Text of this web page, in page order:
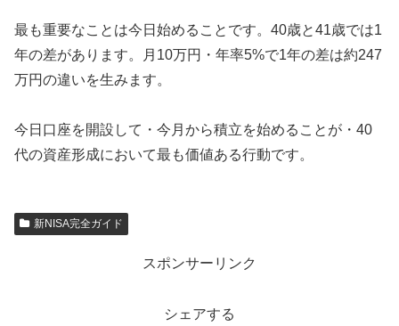
最も重要なことは今日始めることです。40歳と41歳では1
年の差があります。月10万円・年率5%で1年の差は約247
万円の違いを生みます。
今日口座を開設して・今月から積立を始めることが・40
代の資産形成において最も価値ある行動です。
新NISA完全ガイド
スポンサーリンク
シェアする